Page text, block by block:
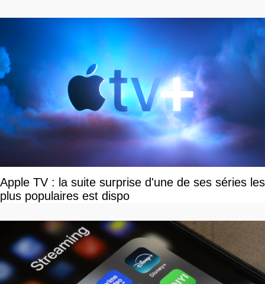
Apple TV : la suite surprise d'une de ses séries les
plus populaires est dispo